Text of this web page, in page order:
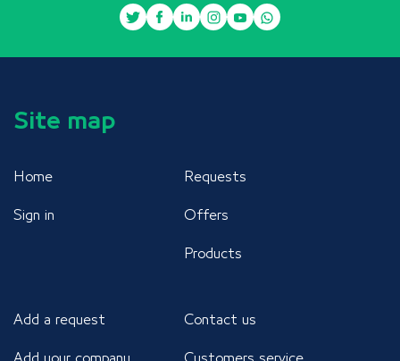
Site map
Home
Sign in
Requests
Offers
Products
Add a request
Add your company
Contact us
Customers service